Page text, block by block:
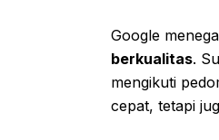
Google
berkualitas.
mengikuti
cepat, tetapi